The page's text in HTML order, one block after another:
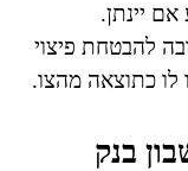
יינתן.
להבטחת פיצוי
לו כתוצאה מהצו.
בנק